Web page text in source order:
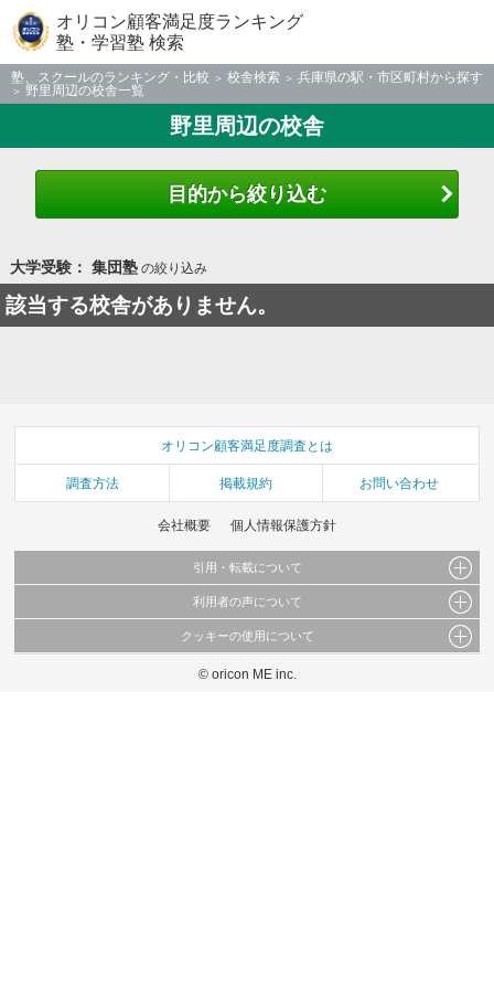
オリコン顧客満足度ランキング
塾・学習塾 検索
塾、スクールのランキング・比較 校舎検索
兵庫県の駅・市区町村から探す
野里周辺の校舎一覧
野里周辺の校舎
目的から絞り込む
大学受験： 集団塾の絞り込み
該当する校舎がありません。
オリコン顧客満足度調査とは
調査方法 掲載規約 お問い合わせ
会社概要 個人情報保護方針
引用・転載について
当サイトで公開されている情報（文字、写真、イラスト、画像データ等）及びこれらの配
これらの情報を権利者の許可なく無断転載・複製などの二次利用を行うことは固く禁じて
利用者の声について
当サイトに掲載している内容はすべてサービスの利用者が提出された見解・感想です。
弊社の見解・ 意見ではないことをご理解いただいた上でご覧ください。
クッキーの使用について
このサイトでは Cookie を使用して、ユーザーに合わせたコンテンツや広告の表示、ソー
© oricon ME inc.